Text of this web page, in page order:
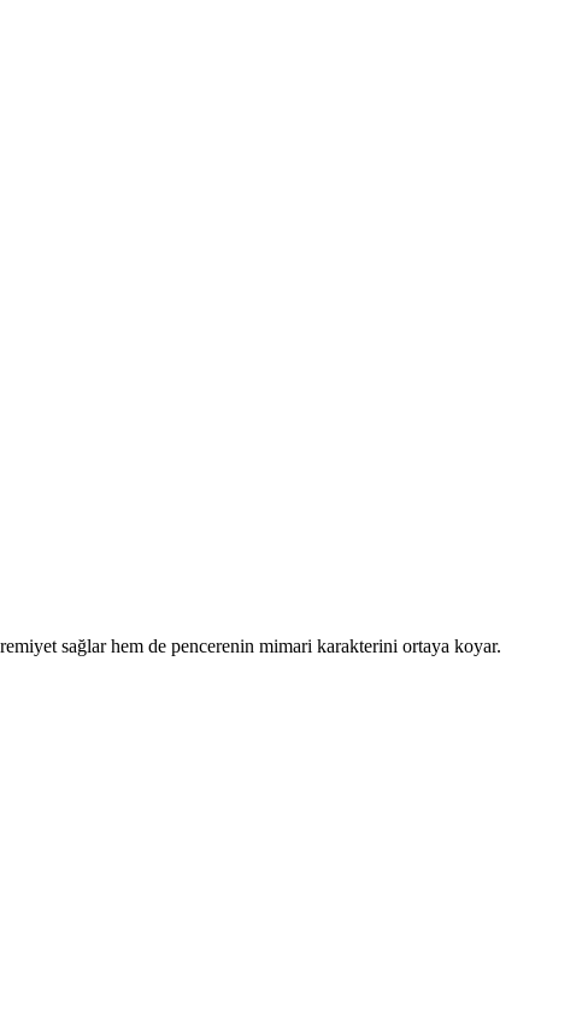
sağlar hem de pencerenin mimari karakterini ortaya koyar.